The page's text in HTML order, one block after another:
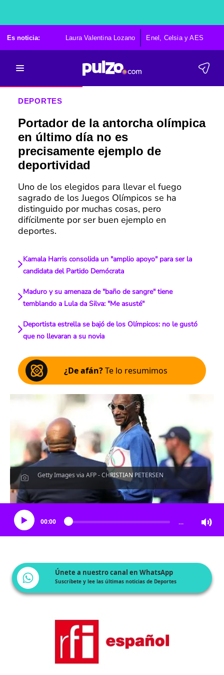
Es noticia: Laura Valentina Lozano Enel, Celsia y AES
DEPORTES
Portador de la antorcha olímpica
en último día no es
precisamente ejemplo de
deportividad
Uno de los elegidos para llevar el fuego
sagrado de los Juegos Olímpicos se ha
distinguido por muchas cosas, pero
difícilmente por ser buen ejemplo en
deportes.
Kamala Harris consolida un "amplio apoyo" para ser la
candidata del Partido Demócrata
Maduro y su amenaza de "baño de sangre" tiene
temblando a Lula da Silva: "Me asusté"
Deportista estrella se bajó de los Olímpicos: no le gustó
que no llevaran a su novia
¿De afán?Te lo resumimos
Getty Images via AFP - CHRISTIAN PETERSEN
Escucha el artículo
00:00 …
Únete a nuestro canal en WhatsApp
Suscríbete y lee las últimas noticias de Deportes